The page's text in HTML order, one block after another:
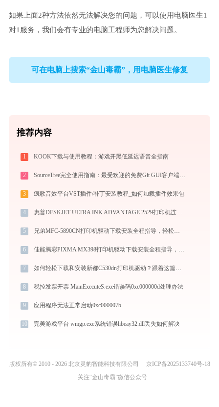
如果上面2种方法依然无法解决您的问题，可以使用电脑医生1
对1服务，我们会有专业的电脑工程师为您解决问题。
可在电脑上搜索“金山毒霸”，用电脑医生修复
推荐内容
1 KOOK下载与使用教程：游戏开黑低延迟语音全指南
2 SourceTree完全使用指南：最受欢迎的免费Git GUI客户端从入门到精通（2026最新）
3 疯歌音效平台VST插件/补丁安装教程_如何加载插件效果包
4 惠普DESKJET ULTRA INK ADVANTAGE 2529打印机连接指南 - 金山毒霸
5 兄弟MFC-5890CN打印机驱动下载安装全程指导，轻松解决打印问题
6 佳能腾彩PIXMA MX398打印机驱动下载安装全程指导，轻松解决打印问题
7 如何轻松下载和安装新都C530dn打印机驱动？跟着这篇指南走
8 税控发票开票 MainExecuteS.exe错误码0xc000000d处理办法
9 应用程序无法正常启动0xc000007b
10 完美游戏平台 wmgp.exe系统错误libeay32.dll丢失如何解决
版权所有© 2010 - 2026 北京灵豹智能科技有限公司
京ICP备2025133740号-18
关注“金山毒霸”微信公众号